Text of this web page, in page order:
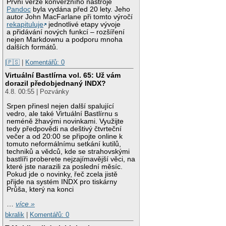
První verze konverzního nástroje
Pandoc byla vydána před 20 lety. Jeho
autor John MacFarlane při tomto výročí
rekapituluje
jednotlivé etapy vývoje
a přidávání nových funkcí – rozšíření
nejen Markdownu a podporu mnoha
dalších formátů.
|🇵🇸 | Komentářů: 0
Virtuální Bastlírna vol. 65: Už vám
dorazil předobjednaný INDX?
4.8. 00:55 | Pozvánky
Srpen přinesl nejen další spalující
vedro, ale také Virtuální Bastlírnu s
neméně žhavými novinkami. Využijte
tedy předpovědi na deštivý čtvrteční
večer a od 20:00 se připojte online k
tomuto neformálnímu setkání kutilů,
techniků a vědců, kde se strahovskými
bastlíři proberete nejzajímavější věci, na
které jste narazili za poslední měsíc.
Pokud jde o novinky, řeč zcela jistě
přijde na systém INDX pro tiskárny
Průša, který na konci
…více »
bkralik
Komentářů: 0